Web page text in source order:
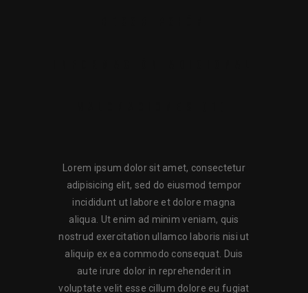
Lorem ipsum dolor sit amet, consectetur
adipisicing elit, sed do eiusmod tempor
incididunt ut labore et dolore magna
aliqua. Ut enim ad minim veniam, quis
nostrud exercitation ullamco laboris nisi ut
aliquip ex ea commodo consequat. Duis
aute irure dolor in reprehenderit in
voluptate velit esse cillum dolore eu fugiat